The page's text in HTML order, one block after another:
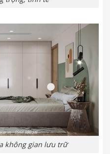
không gian lưu trữ